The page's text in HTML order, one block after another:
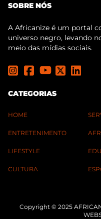
SOBRE NÓS
A Africanize é um portal
universo negro, levando
meio das mídias sociais.
CATEGORIAS
HOME
ENTRETENIMENTO
LIFESTYLE
CULTURA
Copyright © 2025